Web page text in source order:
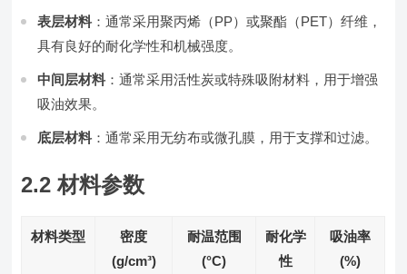
表层材料 ：通常采用聚丙烯（PP）或聚酯（PET）纤维，
具有良好的耐化学性和机械强度。
中间层材料 ：通常采用活性炭或特殊吸附材料，用于增强
吸油效果。
底层材料 ：通常采用无纺布或微孔膜，用于支撑和过滤。
2.2 材料参数
材料类型
密度
(g/cm³)
耐温范围
(°C)
耐化学
性
吸油率
(%)